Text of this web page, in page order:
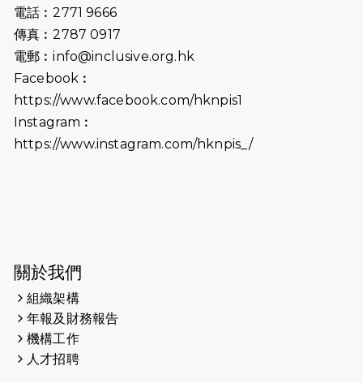
2025-06-15
會及愛。匯聚商龍會支持！
2025-06-09
《猛龍傳之誰怕誰》電影欣賞 - 感謝
生，GBS，JP出席
2025-06-06
《為你喝采陳百強歌迷會》慷慨贊助
38張門票欣賞香港中樂團 X 陳百強 —
2025-03-21
2025-02-20
2025-02-06
電話︰2771 9666
傳真︰2787 0917
電郵︰info@inclusive.org.hk
Facebook︰
https://www.facebook.com/hknpis1
Instagram︰
https://www.instagram.com/hknpis_/
關於我們
組織架構
年報及財務報告
機構工作
人才招聘